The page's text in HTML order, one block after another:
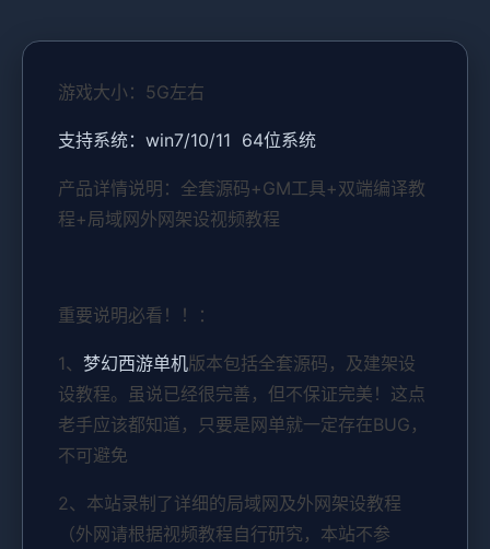
游戏大小：5G左右
支持系统：win7/10/11 64位系统
产品详情说明：全套源码+GM工具+双端编译教
程+局域网外网架设视频教程
重要说明必看！！：
1、 梦幻西游单机版本包括全套源码，及建架设
设教程。虽说已经很完善，但不保证完美！这点
老手应该都知道，只要是网单就一定存在BUG，
不可避免
2、本站录制了详细的局域网及外网架设教程
（外网请根据视频教程自行研究，本站不参